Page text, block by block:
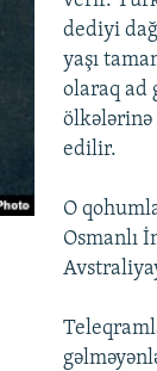
dediyi
yaşı
olaraq ad
ölkələrinə
edilir.
O
Osmanlı